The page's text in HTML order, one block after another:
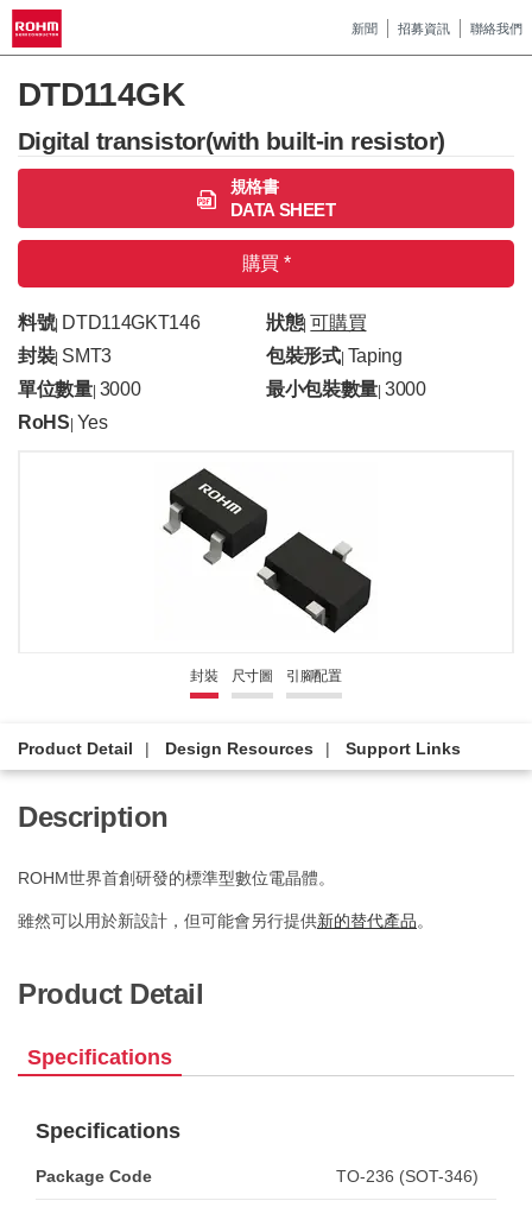
新聞 招募資訊 聯絡我們
DTD114GK
Digital transistor(with built-in resistor)
規格書
DATA SHEET
購買 *
料號| DTD114GKT146 狀態| 可購買
封裝| SMT3 包裝形式| Taping
單位數量| 3000 最小包裝數量 |3000
RoHS Yes
封裝 尺寸圖 引腳配置
Product Detail Design Resources Support Links
Description
ROHM世界首創研發的標準型數位電晶體。
雖然可以用於新設計，但可能會另行提供新的替代產品。
Product Detail
Specifications
Specifications
Package Code TO-236 (SOT-346)